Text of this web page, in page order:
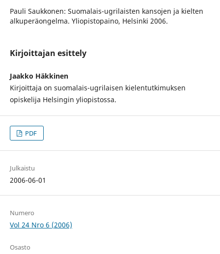
Pauli Saukkonen: Suomalais-ugrilaisten kansojen ja kielten
alkuperäongelma. Yliopistopaino, Helsinki 2006.
Kirjoittajan esittely
Jaakko Häkkinen
Kirjoittaja on suomalais-ugrilaisen kielentutkimuksen
opiskelija Helsingin yliopistossa.
PDF
Julkaistu
2006-06-01
Numero
Vol 24 Nro 6 (2006)
Osasto